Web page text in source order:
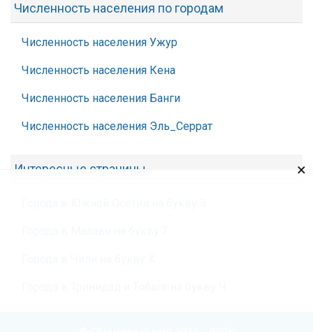
Численность населения по городам
Численность населения Ужур
Численность населения Кена
Численность населения Банги
Численность населения Эль_Серрат
Интересные страницы ×